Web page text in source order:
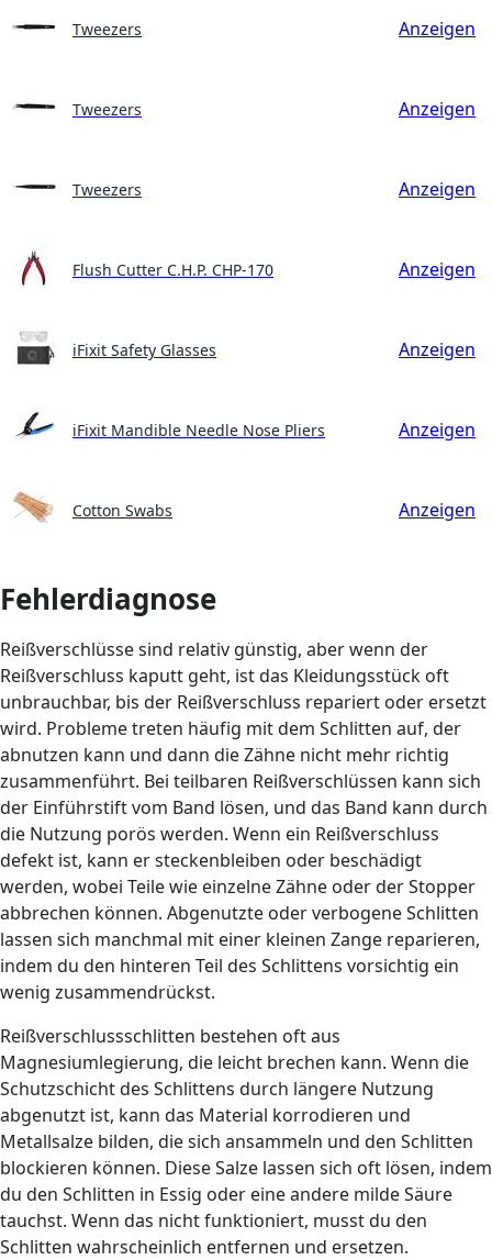
Tweezers Anzeigen
Tweezers Anzeigen
Tweezers Anzeigen
Flush Cutter C.H.P. CHP-170 Anzeigen
iFixit Safety Glasses Anzeigen
iFixit Mandible Needle Nose Pliers Anzeigen
Cotton Swabs Anzeigen
Fehlerdiagnose
Reißverschlüsse sind relativ günstig, aber wenn der
Reißverschluss kaputt geht, ist das Kleidungsstück oft
unbrauchbar, bis der Reißverschluss repariert oder ersetzt
wird. Probleme treten häufig mit dem Schlitten auf, der
abnutzen kann und dann die Zähne nicht mehr richtig
zusammenführt. Bei teilbaren Reißverschlüssen kann sich
der Einführstift vom Band lösen, und das Band kann durch
die Nutzung porös werden. Wenn ein Reißverschluss
defekt ist, kann er steckenbleiben oder beschädigt
werden, wobei Teile wie einzelne Zähne oder der Stopper
abbrechen können. Abgenutzte oder verbogene Schlitten
lassen sich manchmal mit einer kleinen Zange reparieren,
indem du den hinteren Teil des Schlittens vorsichtig ein
wenig zusammendrückst.
Reißverschlussschlitten bestehen oft aus
Magnesiumlegierung, die leicht brechen kann. Wenn die
Schutzschicht des Schlittens durch längere Nutzung
abgenutzt ist, kann das Material korrodieren und
Metallsalze bilden, die sich ansammeln und den Schlitten
blockieren können. Diese Salze lassen sich oft lösen, indem
du den Schlitten in Essig oder eine andere milde Säure
tauchst. Wenn das nicht funktioniert, musst du den
Schlitten wahrscheinlich entfernen und ersetzen.